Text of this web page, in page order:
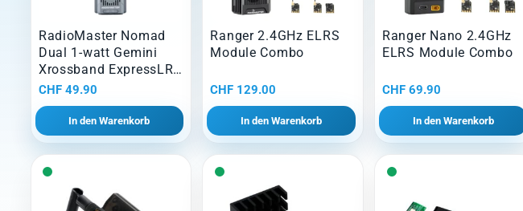
RadioMaster Nomad
Dual 1-watt Gemini
Xrossband ExpressLRS
Module
CHF49.90
In den Warenkorb
Ranger 2.4GHz ELRS
Module Combo
CHF 129.00
In den Warenkorb
Ranger Nano 2.4GHz
ELRS Module Combo
CHF 69.90
In den Warenkorb